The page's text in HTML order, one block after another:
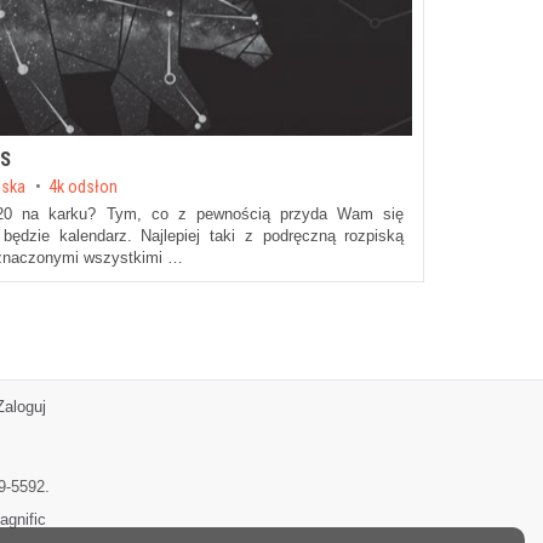
4k odsłon
na karku? Tym, co z pewnością przyda Wam się
kalendarz. Najlepiej taki z podręczną rozpiską
wszystkimi …
5592.